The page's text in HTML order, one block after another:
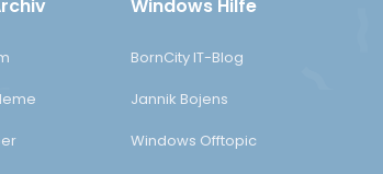
Windows Hilfe
BornCity IT-Blog
Jannik Bojens
Windows Offtopic